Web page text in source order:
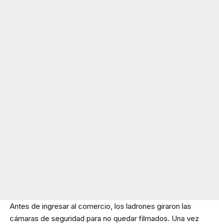
Antes de ingresar al comercio, los ladrones giraron las
cámaras de seguridad para no quedar filmados. Una vez